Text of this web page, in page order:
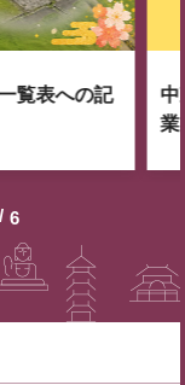
6
覧表への記
中
業